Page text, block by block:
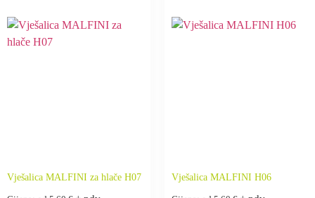
Vješalica MALFINI za hlače H07 Vješalica MALFINI H06